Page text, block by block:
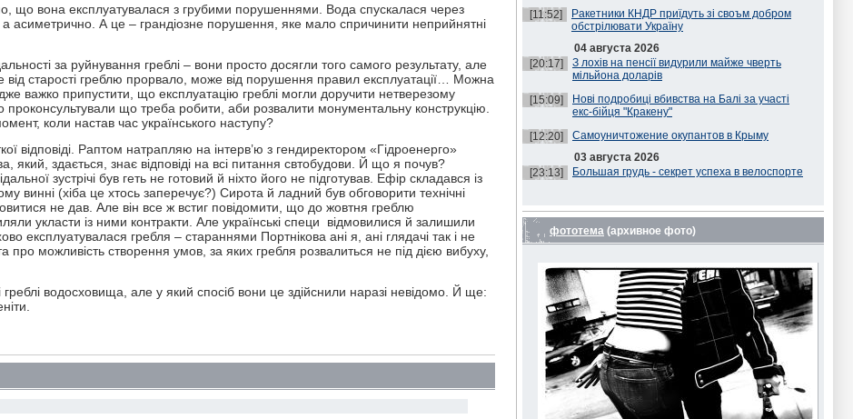
що вона експлуатувалася з грубими порушеннями. Вода спускалася через
асиметрично. А це – грандіозне порушення, яке мало спричинити неприйнятні
за руйнування греблі – вони просто досягли того самого результату, але
від старості греблю прорвало, може від порушення правил експлуатації… Можна
важко припустити, що експлуатацію греблі могли доручити нетверезому
проконсультували що треба робити, аби розвалити монументальну конструкцію.
коли настав час українського наступу?
відповіді. Раптом натрапляю на інтерв’ю з гендиректором «Гідроенерго»
який, здається, знає відповіді на всі питання свтобудови. Й що я почув?
зустрічі був геть не готовий й ніхто його не підготував. Ефір складався із
винні (хіба це хтось заперечує?) Сирота й ладний був обговорити технічні
не дав. Але він все ж встиг повідомити, що до жовтня греблю
укласти із ними контракти. Але українські специ відмовилися й залишили
експлуатувалася гребля – стараннями Портнікова ані я, ані глядачі так і не
про можливість створення умов, за яких гребля розвалиться не під дією вибуху,
водосховища, але у який спосіб вони це здійснили наразі невідомо. Й ще:
[11:52]
Ракетники КНДР приїдуть зі своъм добром
обстрілювати Україну
04 августа 2026
[20:17]
З лохів на пенсії видурили майже чверть
мільйона доларів
[15:09]
Нові подробиці вбивства на Балі за участі
екс-бійця "Кракену"
[12:20]
Самоуничтожение окупантов в Крыму
03 августа 2026
[23:13]
Большая грудь - секрет успеха в велоспорте
фототема (архивное фото)